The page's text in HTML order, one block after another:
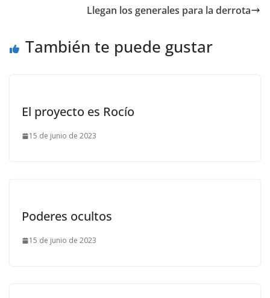
Llegan los generales para la derrota
También te puede gustar
El proyecto es Rocío
15 de junio de 2023
Poderes ocultos
15 de junio de 2023